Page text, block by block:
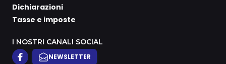
Dichiarazioni
Tasse e imposte
I NOSTRI CANALI SOCIAL
NEWSLETTER